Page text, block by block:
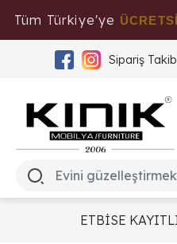
Tüm Türkiye'ye
Sipariş
ETBİSE